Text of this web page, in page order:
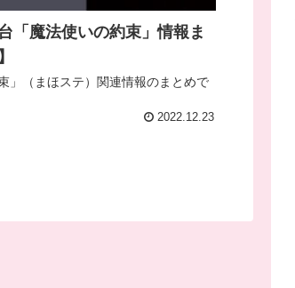
「魔法使いの約束」情報ま
」（まほステ）関連情報のまとめで
2022.12.23